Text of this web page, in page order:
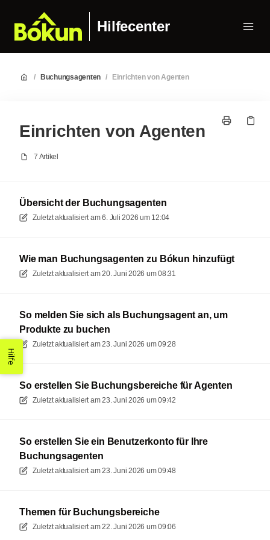
Hilfecenter
/ Buchungsagenten / Einrichten von Agenten
Einrichten von Agenten
7 Artikel
Übersicht der Buchungsagenten
Zuletzt aktualisiert am6. Juli 2026 um 12:04
Wie man Buchungsagenten zu Bókun hinzufügt
Zuletzt aktualisiert am20. Juni 2026 um 08:31
So melden Sie sich als Buchungsagent an, um
Produkte zu buchen
Zuletzt aktualisiert am23. Juni 2026 um 09:28
So erstellen Sie Buchungsbereiche für Agenten
Zuletzt aktualisiert am23. Juni 2026 um 09:42
So erstellen Sie ein Benutzerkonto für Ihre
Buchungsagenten
Zuletzt aktualisiert am23. Juni 2026 um 09:48
Themen für Buchungsbereiche
Zuletzt aktualisiert am22. Juni 2026 um 09:06
Hilfe